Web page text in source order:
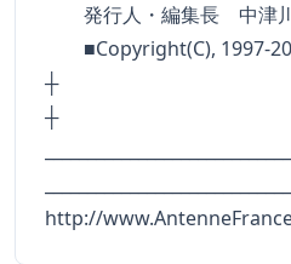
発行人・編集長 中津
■Copyright(C), 1997-
┼
http://